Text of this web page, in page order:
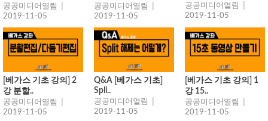
공공미디어열림 │
2019-11-05
공공미디어열림 │
2019-11-05
공공미디어열림 │
2019-11-05
[베가스 기초 강의] 2
강 분할..
공공미디어열림 │
2019-11-05
Q&A [베가스 기초]
Spli..
공공미디어열림 │
2019-11-05
[베가스 기초 강의] 1
강 15..
공공미디어열림 │
2019-11-05